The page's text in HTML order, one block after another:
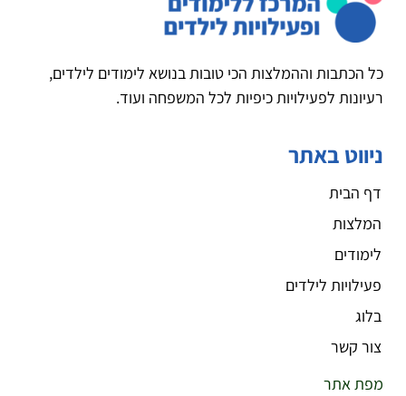
כל הכתבות וההמלצות הכי טובות בנושא לימודים לילדים,
רעיונות לפעילויות כיפיות לכל המשפחה ועוד.
ניווט באתר
דף הבית
המלצות
לימודים
פעילויות לילדים
בלוג
צור קשר
מפת אתר